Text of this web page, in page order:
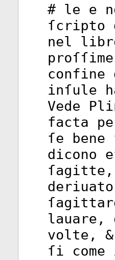
# le e
ſcripto
nel
inſule
Vede
facta
ſe
dicono
lauare,
volte,
ſi